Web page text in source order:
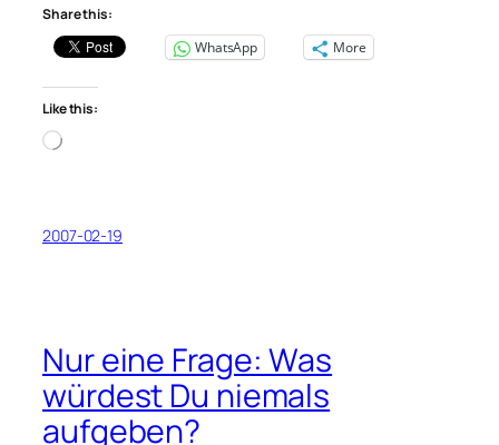
Share this:
WhatsApp
More
Like this:
Loading…
2007-02-19
Nur eine Frage: Was
würdest Du niemals
aufgeben?